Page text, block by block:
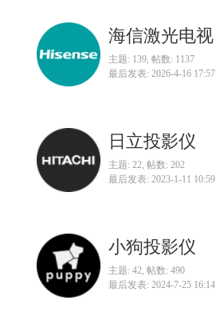
海信激光电视
主题: 139, 帖数: 1137
最后发表: 2026-4-16 17:57
日立投影仪
主题: 22, 帖数: 202
最后发表: 2023-1-11 10:59
小狗投影仪
主题: 42, 帖数: 490
最后发表: 2024-7-25 16:14